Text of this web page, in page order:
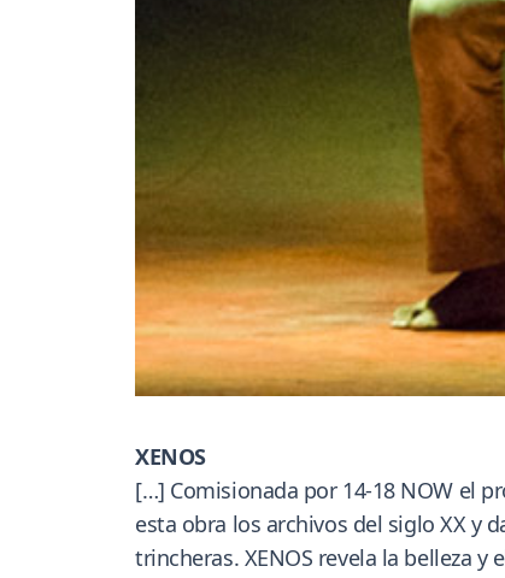
XENOS
[…] Comisionada por 14-18 NOW el
esta obra los archivos del siglo XX y
trincheras. XENOS revela la belleza y